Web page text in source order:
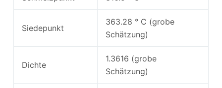
Siedepunkt
363.28 ° C (grobe
Schätzung)
Dichte
1.3616 (grobe
Schätzung)